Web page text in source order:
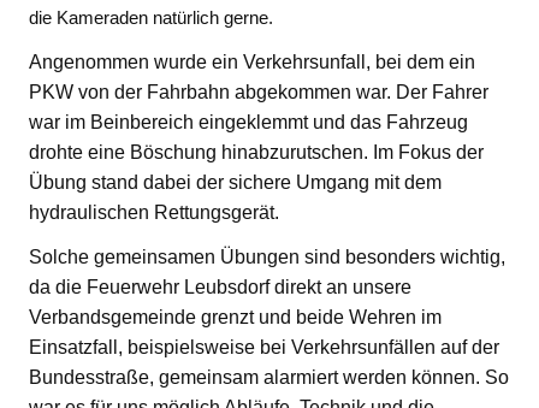
die Kameraden natürlich gerne.
Angenommen wurde ein Verkehrsunfall, bei dem ein
PKW von der Fahrbahn abgekommen war. Der Fahrer
war im Beinbereich eingeklemmt und das Fahrzeug
drohte eine Böschung hinabzurutschen. Im Fokus der
Übung stand dabei der sichere Umgang mit dem
hydraulischen Rettungsgerät.
Solche gemeinsamen Übungen sind besonders wichtig,
da die Feuerwehr Leubsdorf direkt an unsere
Verbandsgemeinde grenzt und beide Wehren im
Einsatzfall, beispielsweise bei Verkehrsunfällen auf der
Bundesstraße, gemeinsam alarmiert werden können. So